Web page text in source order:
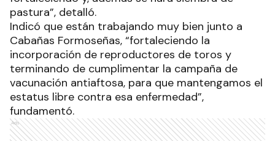
pastura”, detalló.
Indicó que están trabajando muy bien junto a
Cabañas Formoseñas, “fortaleciendo la
incorporación de reproductores de toros y
terminando de cumplimentar la campaña de
vacunación antiaftosa, para que mantengamos el
estatus libre contra esa enfermedad”,
fundamentó.
Ads